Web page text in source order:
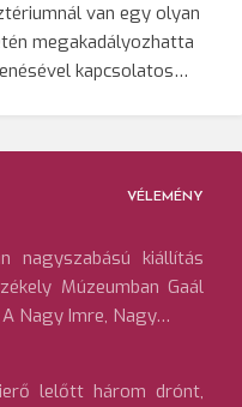
van egy olyan
megakadályozhatta
kapcsolatos…
VÉLEMÉNY
nagyszabású kiállítás
Múzeumban Gaál
Nagy Imre, Nagy…
lelőtt három drónt,